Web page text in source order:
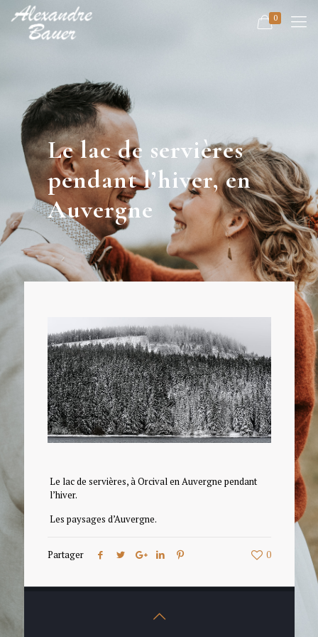
0
Le lac de servières
pendant l’hiver, en
Auvergne
Le lac de servières, à Orcival en Auvergne pendant
l’hiver.
Les paysages d’Auvergne.
Partager 0